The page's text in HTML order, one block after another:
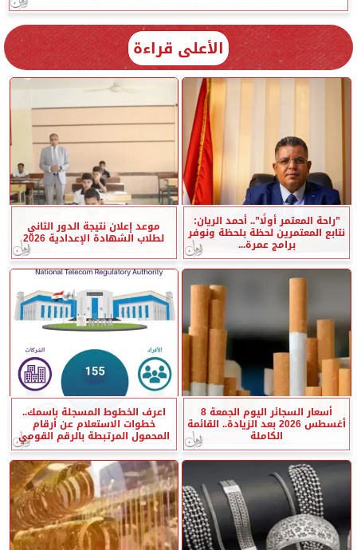
الأعلى قراءة
”راحة المعتمر أولًا”.. أحمد الريان:
نتابع المعتمرين لحظة بلحظة ونوفر
برامج عمرة...
موعد إعلان نتيجة الدور الثاني
لطلاب الشهادة الإعدادية 2026
أسعار السجائر اليوم الجمعة 8
أغسطس 2026 بعد الزيادة.. القائمة
الكاملة
اعرف الخطوط المسجلة باسمك..
خطوات الاستعلام عن أرقام
المحمول المرتبطة بالرقم القومي